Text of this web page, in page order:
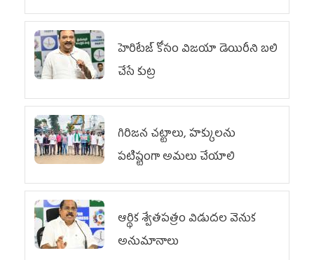
లేదు
హెరిటేజ్ కోసం విజయా డెయిరీని బలి
చేసే కుట్ర‌
గిరిజన చట్టాలు, హక్కులను
పటిష్టంగా అమలు చేయాలి
ఆర్థిక శ్వేతపత్రం విడుదల వెనుక
అనుమానాలు